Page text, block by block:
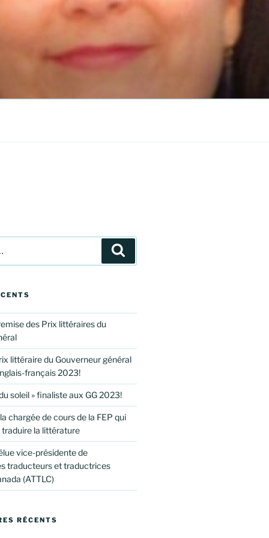
des Prix littéraires du
littéraire du Gouverneur général
français 2023!
soleil » finaliste aux GG 2023!
chargée de cours de la FEP qui
la littérature
vice-présidente de
traducteurs et traductrices
(ATTLC)
RÉCENTS